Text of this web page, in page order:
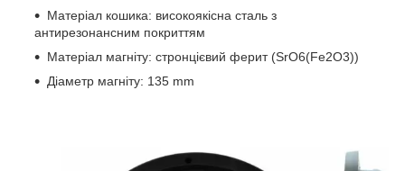
Матеріал кошика: високоякісна сталь з
антирезонансним покриттям
Матеріал магніту: стронцієвий ферит (SrO6(Fe2O3))
Діаметр магніту: 135 mm